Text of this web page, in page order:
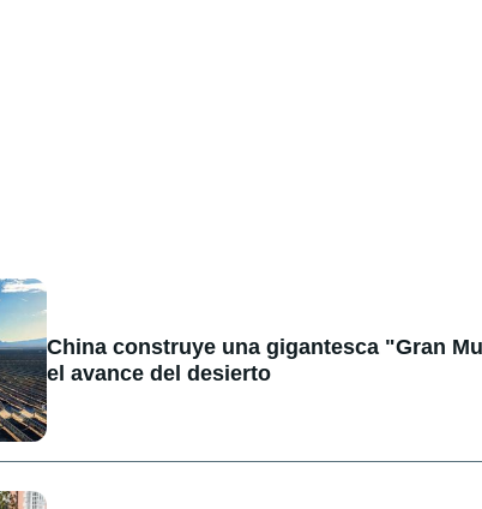
China construye una gigantesca "Gran
el avance del desierto